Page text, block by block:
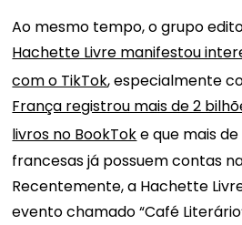
Ao mesmo tempo, o grupo
Hachette Livre manifestou
com o TikTok,especialmente
França registrou mais de 2
livros no BookToke que mais
francesas já possuem contas
Recentemente, a Hachette
evento chamado “Café